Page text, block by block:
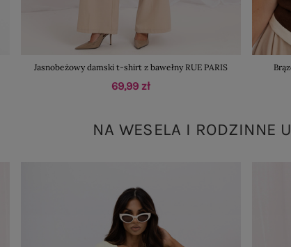
Jasnobeżowy damski t-shirt z bawełny RUE PARIS
69,99 zł
NA WESELA I RODZINNE